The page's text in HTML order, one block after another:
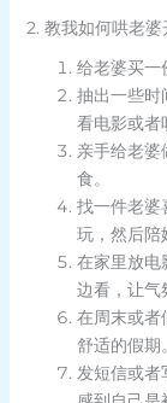
2. 教我如何哄老
给老婆买一
抽出一些时
看电影或者
亲手给老婆
食。
找一件老婆
玩，然后陪
在家里放电
边看，让气
在周末或者
舒适的假期。
发短信或者